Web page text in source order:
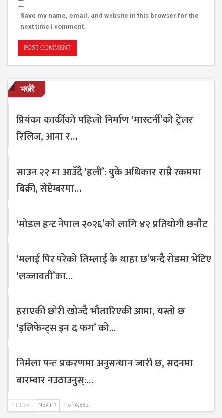
Save my name, email, and website in this browser for the
next time I comment.
भर्खरै
प्रियंका कार्कीको पहिलो निर्माण ‘मास्टर्नी’को ट्रेलर
रिलिज, आमा र…
साउन २२ मा आउँदै ‘हली’: युके अधिकार राम्रै रकममा
बिक्री, सेप्टेम्बरमा…
‘मोडल हन्ट नेपाल २०२६’को लागि ४२ प्रतियोगी छनौट
‘मलाई पिर परेको तिम्लाई के थाहा छ’भन्दै रोडमा भेटिए
‘लज्जावती’का…
हराएकी छोरी खोज्दै भौतारिएकी आमा, यस्तो छ
‘इलिफेन्ट्स इन द फग’ को…
निर्मला पन्त प्रकरणमा अनुसन्धान जारी छ, सदनमा
बारम्बार नउठाउनुस्:…
PREV NEXT 1 of 4,832